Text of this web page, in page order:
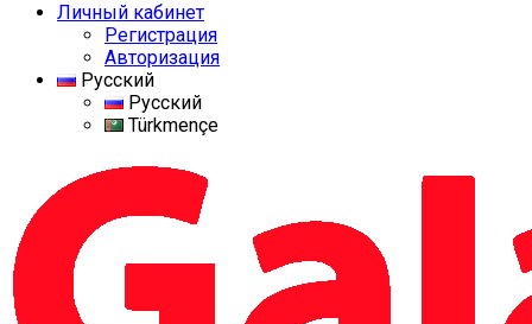
Личный кабинет
Регистрация
Авторизация
Русский
Русский
Türkmençe